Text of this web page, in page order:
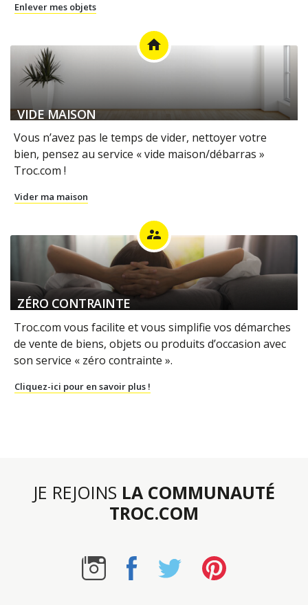
Enlever mes objets
home
VIDE MAISON
Vous n’avez pas le temps de vider, nettoyer votre
bien, pensez au service « vide maison/débarras »
Troc.com !
Vider ma maison
supervisor_account
ZÉRO CONTRAINTE
Troc.com vous facilite et vous simplifie vos démarches
de vente de biens, objets ou produits d’occasion avec
son service « zéro contrainte ».
Cliquez-ici pour en savoir plus !
JE REJOINS LA COMMUNAUTÉ
TROC.COM